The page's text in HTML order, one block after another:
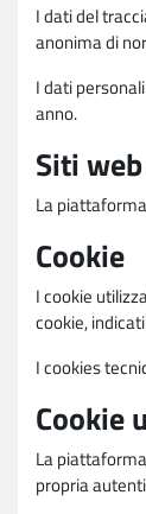
I dati del
anonima di
I dati
anno.
Siti
La
Cookie
I cookie
cookie,
I cookies
Cookie
La
propria